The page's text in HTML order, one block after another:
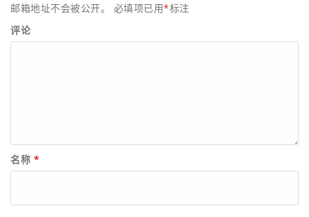
邮箱地址不会被公开。 必填项已用*标注
评论
名称 *